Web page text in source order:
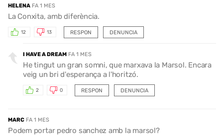
HELENA FA 1 MES
La Conxita, amb diferència.
RESPON
12 13 DENUNCIA
I HAVE A DREAM FA 1 MES
He tingut un gran somni, que marxava la Marsol. Encara
veig un bri d'esperança a l'horitzó.
RESPON
2 0 DENUNCIA
MARC FA 1 MES
Podem portar pedro sanchez amb la marsol?